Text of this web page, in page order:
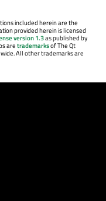
included herein are the
provided herein is licensed
version 1.3as published by
aretrademarksof The Qt
All other trademarks are